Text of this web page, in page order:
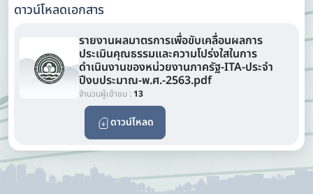
ดาวน์โหลดเอกสาร
รายงานผลมาตรการเพื่อขับเคลื่อนผลการ
ประเมินคุณธรรมและความโปร่งใสในการ
ดำเนินงานของหน่วยงานภาครัฐ-ITA-ประจำ
ปีงบประมาณ-พ.ศ.-2563.pdf
จำนวนผู้เข้าชม : 13
ดาวน์โหลด